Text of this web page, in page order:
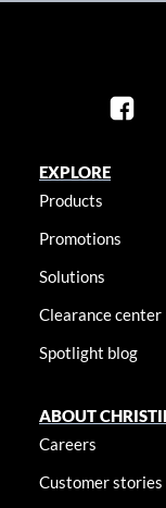
EXPLORE
Products
Promotions
Solutions
Clearance center
Spotlight blog
ABOUT
Careers
Customer stories